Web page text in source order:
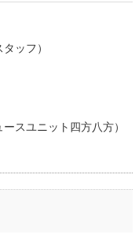
ッフ）
スユニット四方八方）